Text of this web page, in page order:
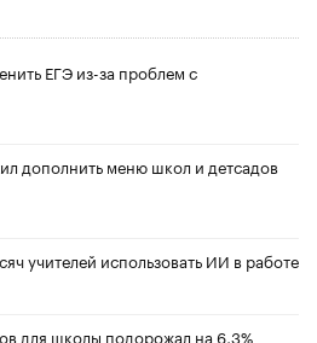
ЕГЭ из-за проблем с
дополнить меню школ и детсадов
учителей использовать ИИ в работе
для школы подорожал на 6,3%